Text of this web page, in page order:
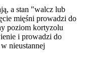
a stan "walcz lub
mięśni prowadzi do
poziom kortyzolu
i prowadzi do
nieustannej